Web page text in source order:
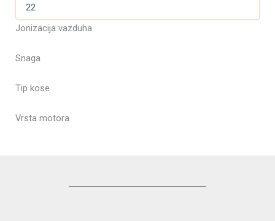
Jonizacija vazduha
Snaga
Tip kose
Vrsta motora